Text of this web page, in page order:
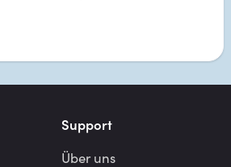
Support
Über uns